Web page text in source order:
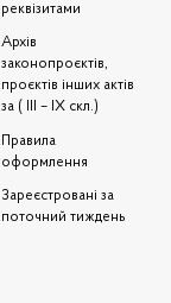
реквізитами
Архів
законопроєктів,
проєктів інших актів
за ( III – IX скл.)
Правила
оформлення
Зареєстровані за
поточний тиждень